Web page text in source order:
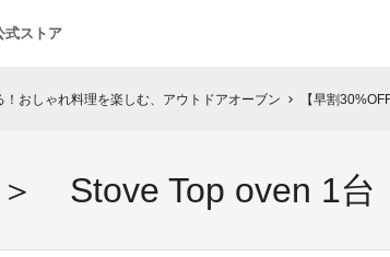
式ストア
！おしゃれ料理を楽しむ、アウトドアオーブン chevron_right 【早割
＞ Stove Top oven 1台